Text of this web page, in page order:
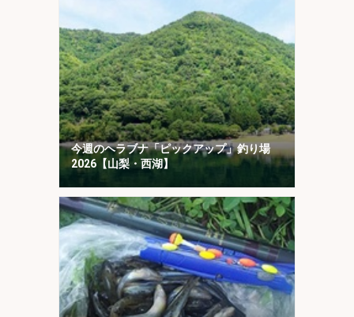
今週のヘラブナ「ピックアップ」釣り場
2026【山梨・西湖】